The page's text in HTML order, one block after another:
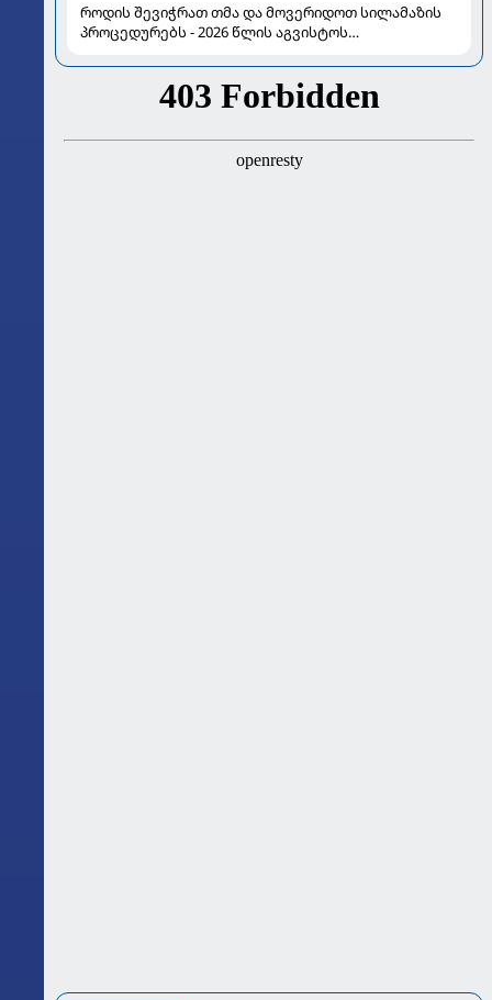
როდის შევიჭრათ თმა და მოვერიდოთ სილამაზის
პროცედურებს - 2026 წლის აგვისტოს